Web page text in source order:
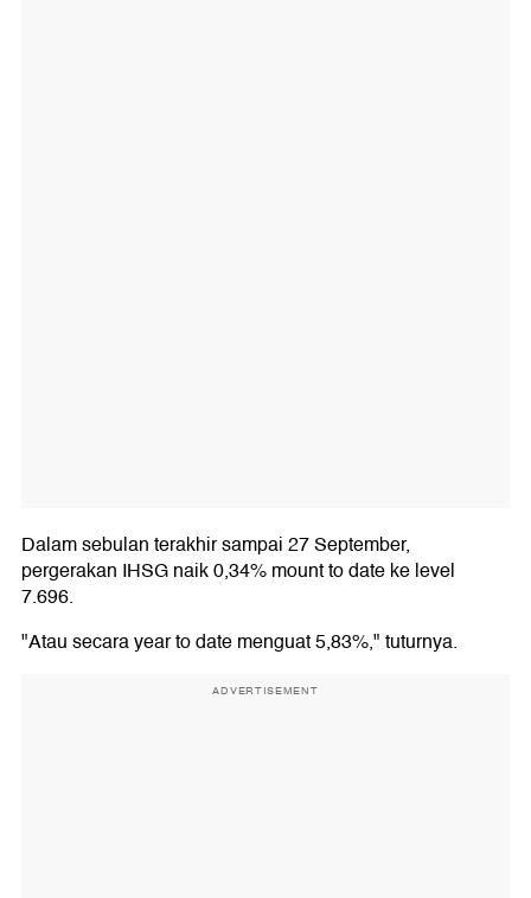
Dalam sebulan terakhir sampai 27 September,
pergerakan IHSG naik 0,34% mount to date ke level
7.696.
"Atau secara year to date menguat 5,83%," tuturnya.
ADVERTISEMENT